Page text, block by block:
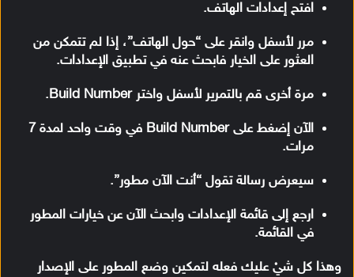
افتح إعدادات الهاتف.
مرر لأسفل وانقر على “حول الهاتف”، إذا لم تتمكن من
العثور على الخيار فابحث عنه في تطبيق الإعدادات.
مرة أخرى قم بالتمرير لأسفل واختر Build Number.
الآن إضغط على Build Number في وقت واحد لمدة 7
مرات.
سيعرض رسالة تقول “أنت الآن مطور”.
ارجع إلى قائمة الإعدادات وابحث الآن عن خيارات المطور
في القائمة.
وهذا كل شيْ عليك فعله لتمكين وضع المطور على الإصدار